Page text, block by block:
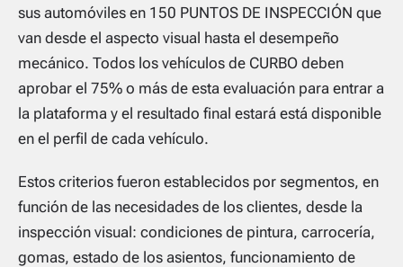
sus automóviles en 150 PUNTOS DE INSPECCIÓN que
van desde el aspecto visual hasta el desempeño
mecánico. Todos los vehículos de CURBO deben
aprobar el 75% o más de esta evaluación para entrar a
la plataforma y el resultado final estará está disponible
en el perfil de cada vehículo.
Estos criterios fueron establecidos por segmentos, en
función de las necesidades de los clientes, desde la
inspección visual: condiciones de pintura, carrocería,
gomas, estado de los asientos, funcionamiento de